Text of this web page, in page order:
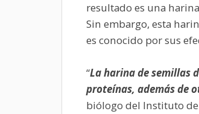
resultado es una
Sin embargo, esta
es conocido por sus
“La harina de semillas
proteínas, además de
biólogo del Instituto de